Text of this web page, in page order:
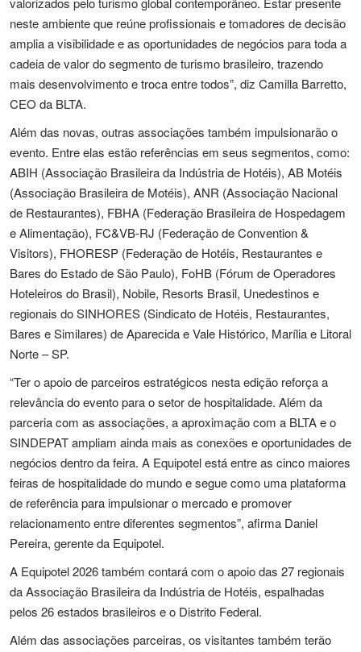
neste ambiente que reúne profissionais e tomadores de decisão
amplia a visibilidade e as oportunidades de negócios para toda a
cadeia de valor do segmento de turismo brasileiro, trazendo
mais desenvolvimento e troca entre todos”, diz Camilla Barretto,
CEO da BLTA.
Além das novas, outras associações também impulsionarão o
evento. Entre elas estão referências em seus segmentos, como:
ABIH (Associação Brasileira da Indústria de Hotéis), AB Motéis
(Associação Brasileira de Motéis), ANR (Associação Nacional
de Restaurantes), FBHA (Federação Brasileira de Hospedagem
e Alimentação), FC&VB-RJ (Federação de Convention &
Visitors), FHORESP (Federação de Hotéis, Restaurantes e
Bares do Estado de São Paulo), FoHB (Fórum de Operadores
Hoteleiros do Brasil), Nobile, Resorts Brasil, Unedestinos e
regionais do SINHORES (Sindicato de Hotéis, Restaurantes,
Bares e Similares) de Aparecida e Vale Histórico, Marília e Litoral
Norte – SP.
“Ter o apoio de parceiros estratégicos nesta edição reforça a
relevância do evento para o setor de hospitalidade. Além da
parceria com as associações, a aproximação com a BLTA e o
SINDEPAT ampliam ainda mais as conexões e oportunidades de
negócios dentro da feira. A Equipotel está entre as cinco maiores
feiras de hospitalidade do mundo e segue como uma plataforma
de referência para impulsionar o mercado e promover
relacionamento entre diferentes segmentos”, afirma Daniel
Pereira, gerente da Equipotel.
A Equipotel 2026 também contará com o apoio das 27 regionais
da Associação Brasileira da Indústria de Hotéis, espalhadas
pelos 26 estados brasileiros e o Distrito Federal.
Além das associações parceiras, os visitantes também terão